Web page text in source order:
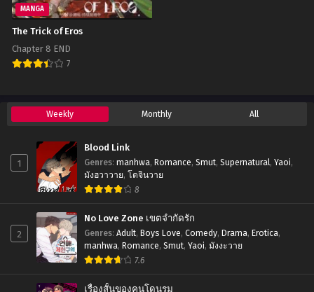
MANGA
The Trick of Eros
Chapter 8 END
7
Weekly Monthly All
1
Blood Link
Genres: manhwa, Romance, Smut, Supernatural, Yaoi,
มังฮวาวาย, โดจินวาย
8
2
No Love Zone เขตจำกัดรัก
Genres: Adult, Boys Love, Comedy, Drama, Erotica,
manhwa, Romance, Smut, Yaoi, มังงะวาย
7.6
เรื่องสั้นของคนโดนรุม